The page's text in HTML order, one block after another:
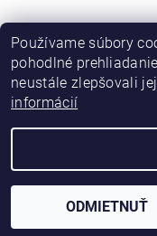
2026 ©
Používame súbory
pohodlné
neustále zlepšovali
informácií
ODMIETNUŤ